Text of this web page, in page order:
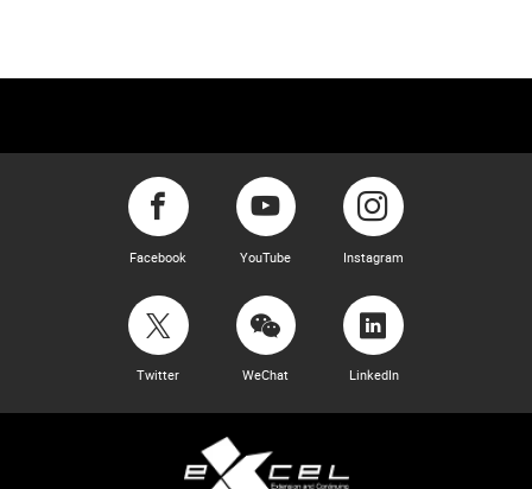
Facebook YouTube Instagram
Twitter WeChat LinkedIn